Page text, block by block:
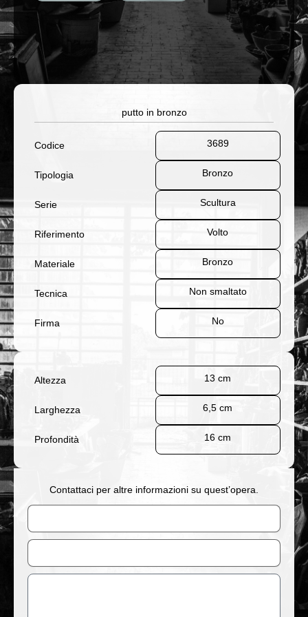
putto in bronzo
Codice 3689
Tipologia Bronzo
Serie Scultura
Riferimento Volto
Materiale Bronzo
Tecnica Non smaltato
Firma No
Altezza 13 cm
Larghezza 6,5 cm
Profondità 16 cm
Contattaci per altre informazioni su quest’opera.
Nome
Email
Messaggio